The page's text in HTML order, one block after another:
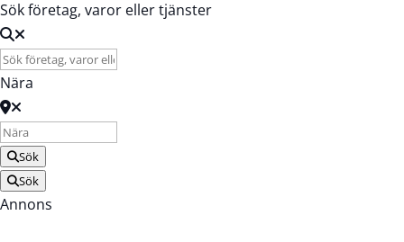
Sök företag, varor eller tjänster
Nära
Sök
Sök
Annons